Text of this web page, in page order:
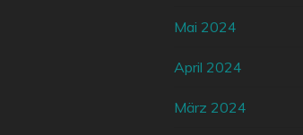
Mai 2024
April 2024
März 2024